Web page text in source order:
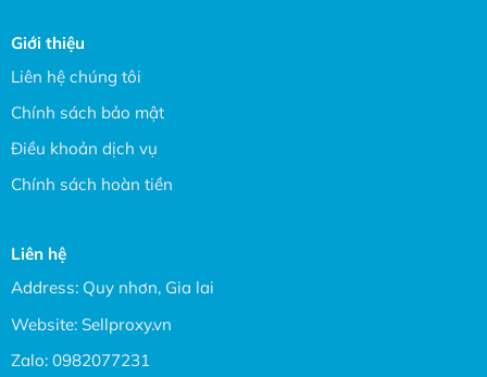
Giới thiệu
Liên hệ chúng tôi
Chính sách bảo mật
Điều khoản dịch vụ
Chính sách hoàn tiền
Liên hệ
Address: Quy nhơn, Gia lai
Website: Sellproxy.vn
Zalo: 0982077231